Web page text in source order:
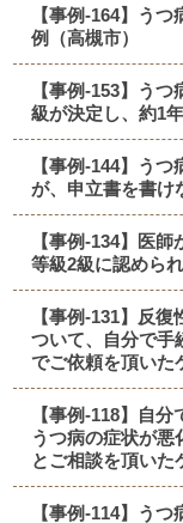
【事例-164】う
例（高槻市）
【事例-153】う
級が決定し、約1
【事例-144】う
が、申立書を書け
【事例-134】医
等級2級に認めら
【事例-131】反
ついて、自分で手
でご依頼を頂いた
【事例-118】自
うつ病の症状が悪
とご相談を頂いた
【事例-114】う